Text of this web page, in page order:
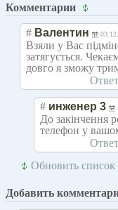
Комментарии
# Валентин
Взяли у Вас
затягується.
довго я зможу
# инженер 3
До закінчення
телефон у
Обновить список
Добавить